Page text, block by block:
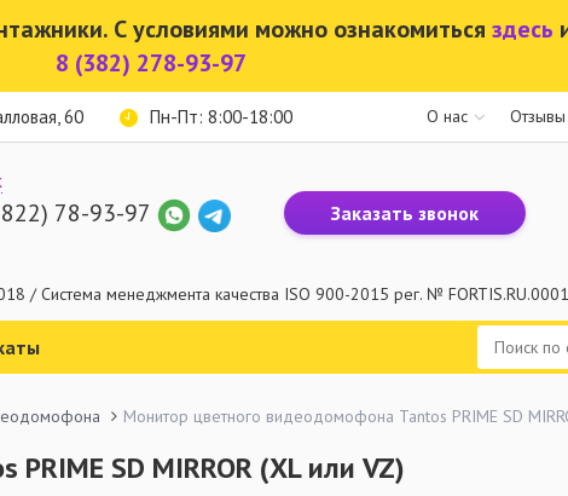
С условиями можно ознакомиться здесь
8 (382) 278-93-97
О нас Отзывы
60 Пн-Пт: 8:00-18:00
78-93-97 Заказать звонок
/ Система менеджмента качества ISO 900-2015 рег. №
Монитор цветного видеодомофона Tantos PRIME SD
SD MIRROR (XL или VZ)